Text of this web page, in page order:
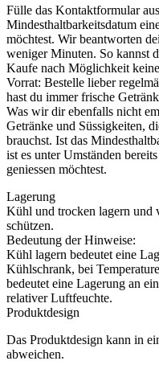
Fülle das Kontaktformular
Mindesthaltbarkeitsdatum
möchtest. Wir beantworten
weniger Minuten. So kannst
Kaufe nach Möglichkeit
Vorrat: Bestelle lieber
hast du immer frische
Was wir dir ebenfalls nicht
Getränke und Süssigkeiten,
brauchst. Ist das
ist es unter Umständen
geniessen möchtest.
Lagerung
Kühl und trocken lagern und
schützen.
Bedeutung der Hinweise:
Kühl lagern bedeutet eine
Kühlschrank, bei
bedeutet eine Lagerung an
relativer Luftfeuchte.
Produktdesign
Das Produktdesign kann in
abweichen.